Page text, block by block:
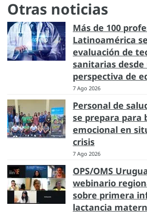
Otras noticias
Más de 100
Latinoamérica
evaluación de
sanitarias desde
perspectiva de
7 Ago 2026
Personal de
se prepara para
emocional en
crisis
7 Ago 2026
OPS/OMS
webinario
sobre primera
lactancia